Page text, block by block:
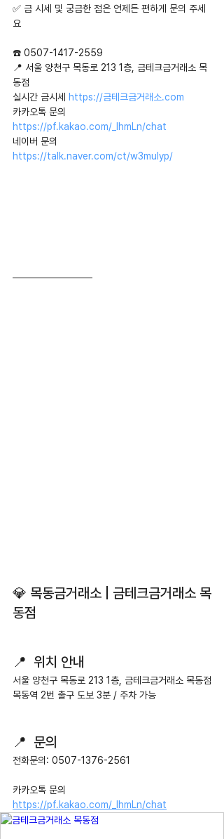
✅ 금 시세 및 궁금한 점은 언제든 편하게 문의 주세
요
☎️ 0507-1417-2559
📍 서울 양천구 목동로 213 1층, 금테크금거래소 목
동점
실시간 금시세 https://금테크금거래소.com
카카오톡 문의
https://pf.kakao.com/_IhmLn/chat
네이버 문의
https://talk.naver.com/ct/w3mulyp/
💎 목동금거래소 | 금테크금거래소 목
동점
📍  위치 안내
서울 양천구 목동로 213 1층, 금테크금거래소 목동점
목동역 2번 출구 도보 3분 / 주차 가능
📍  문의
전화문의: 0507-1376-2561
카카오톡 문의
https://pf.kakao.com/_IhmLn/chat